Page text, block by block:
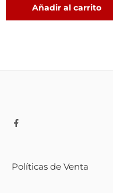
Añadir al carrito
Políticas de Venta